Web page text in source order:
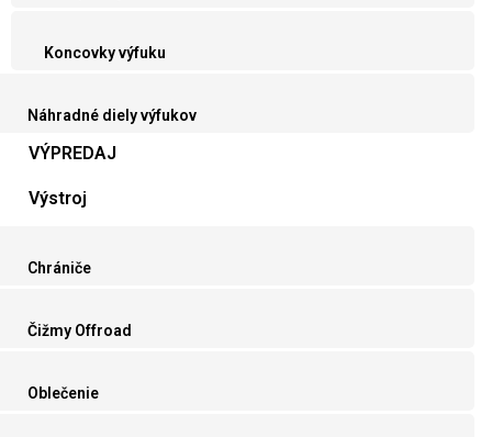
Koncovky výfuku
Náhradné diely výfukov
VÝPREDAJ
Výstroj
Chrániče
Čižmy Offroad
Oblečenie